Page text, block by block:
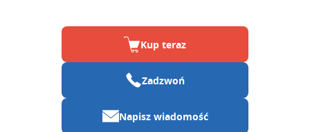
Kup teraz
Zadzwoń
Napisz wiadomość